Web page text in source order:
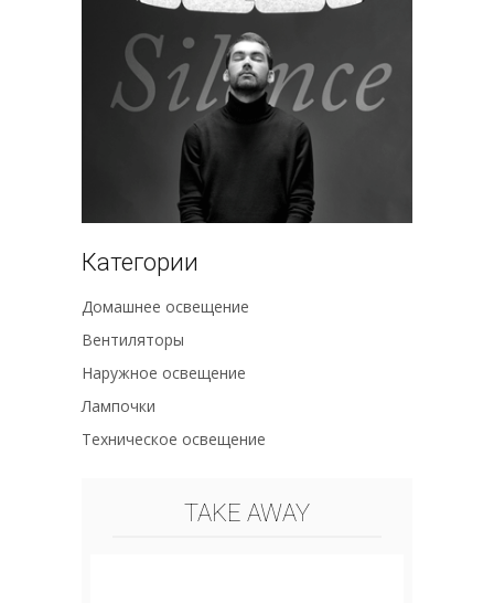
Категории
Домашнее освещение
Вентиляторы
Наружное освещение
Лампочки
Техническое освещение
TAKE AWAY